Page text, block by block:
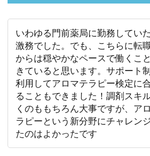
いわゆる門前薬局に勤務してい
激務でした。でも、こちらに転
からは穏やかなペースで働くこ
きていると思います。サポート
利用してアロマテラピー検定に
ることもできました！調剤スキ
くのももちろん大事ですが、ア
ラピーという新分野にチャレン
たのはよかったです